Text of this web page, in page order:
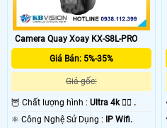
Camera Quay Xoay KX-S8L-PRO
Giá Bán: 5%-35%
Giá gốc:
🦉 Chất lượng hình : Ultra 4k 👍🏾 .
⚛️ Công Nghệ Sử Dụng : IP Wifi.